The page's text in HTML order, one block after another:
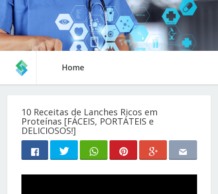
Home
10 Receitas de Lanches Ricos em
Proteínas [FÁCEIS, PORTÁTEIS e
DELICIOSOS!]